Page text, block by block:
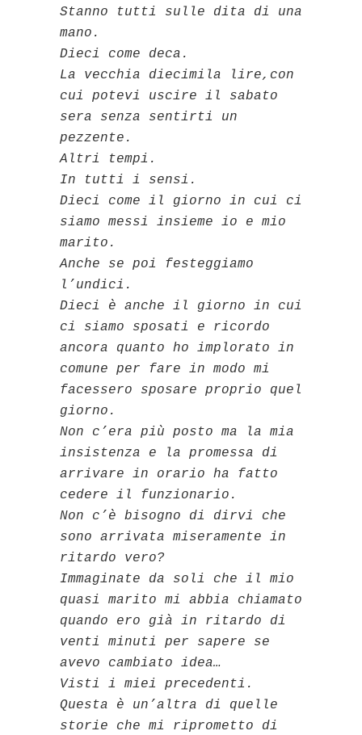
Stanno tutti sulle dita di una
mano.
Dieci come deca.
La vecchia diecimila lire,con
cui potevi uscire il sabato
sera senza sentirti un
pezzente.
Altri tempi.
In tutti i sensi.
Dieci come il giorno in cui ci
siamo messi insieme io e mio
marito.
Anche se poi festeggiamo
l’undici.
Dieci è anche il giorno in cui
ci siamo sposati e ricordo
ancora quanto ho implorato in
comune per fare in modo mi
facessero sposare proprio quel
giorno.
Non c’era più posto ma la mia
insistenza e la promessa di
arrivare in orario ha fatto
cedere il funzionario.
Non c’è bisogno di dirvi che
sono arrivata miseramente in
ritardo vero?
Immaginate da soli che il mio
quasi marito mi abbia chiamato
quando ero già in ritardo di
venti minuti per sapere se
avevo cambiato idea…
Visti i miei precedenti.
Questa è un’altra di quelle
storie che mi riprometto di